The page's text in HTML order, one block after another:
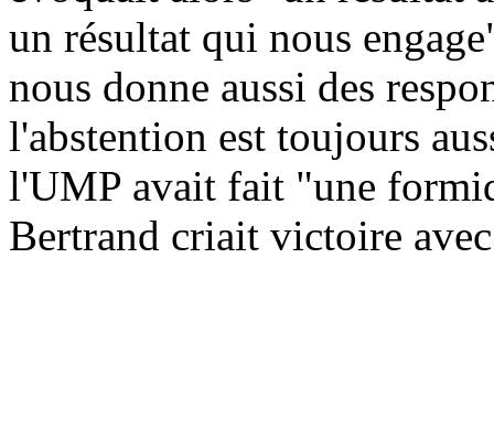
un résultat qui nous
nous donne aussi des
l'abstention est toujours
l'UMP avait fait "une
Bertrand criait victoire